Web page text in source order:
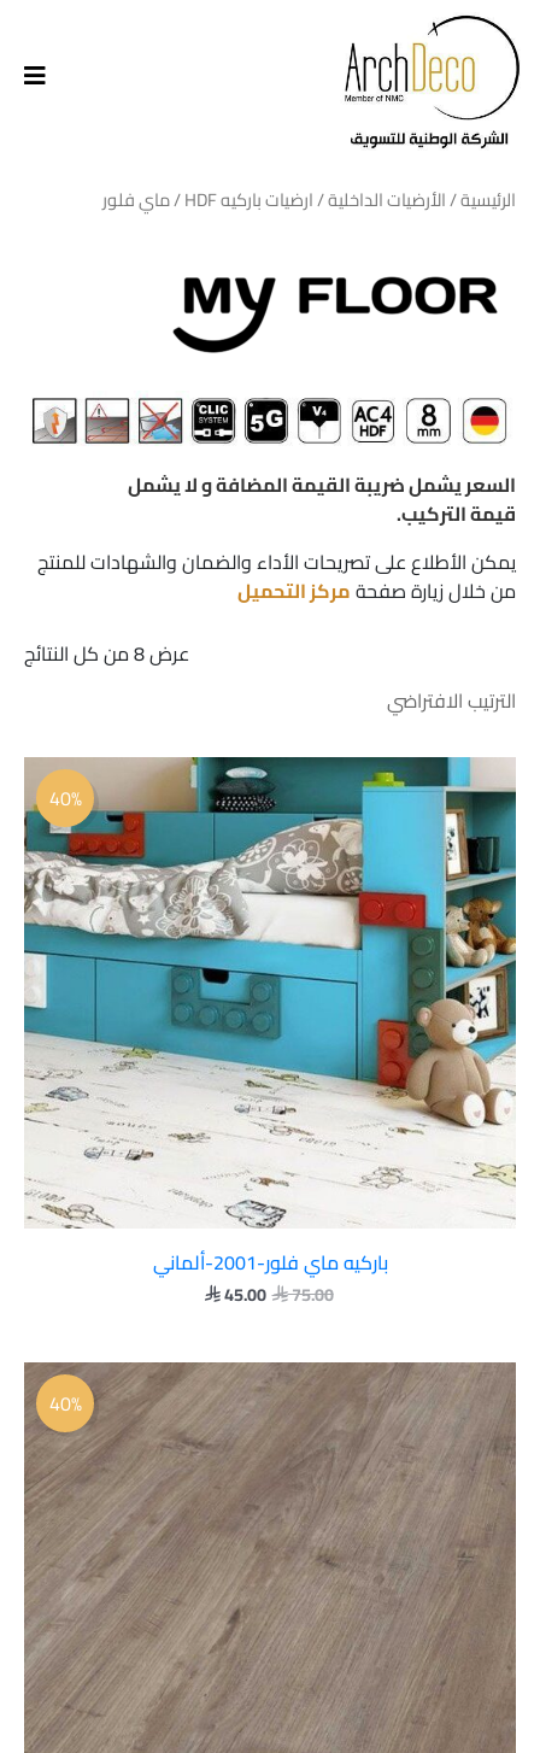
الرئيسية/الأرضيات الداخلية/ارضيات باركيه HDF / ماي فلور
السعر يشمل ضريبة القيمة المضافة و لا يشمل
قيمة التركيب.
يمكن الأطلاع على تصريحات الأداء والضمان والشهادات للمنتج
من خلال زيارة صفحةمركز التحميل
عرض ⁦8⁩ من كل النتائج
40%
باركيه ماي فلور-2001-ألماني
75.00
السعر
الأصلي
هو:
 75.00.
45.00
السعر
الحالي
هو:
40%
السعر
الأصلي
هو:
 75.00.
السعر
الحالي
هو:
 45.00.